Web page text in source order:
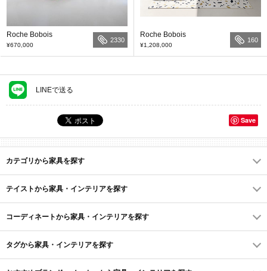
Roche Bobois
¥670,000
2330
Roche Bobois
¥1,208,000
160
LINEで送る
Save
カテゴリから家具を探す
テイストから家具・インテリアを探す
コーディネートから家具・インテリアを探す
タグから家具・インテリアを探す